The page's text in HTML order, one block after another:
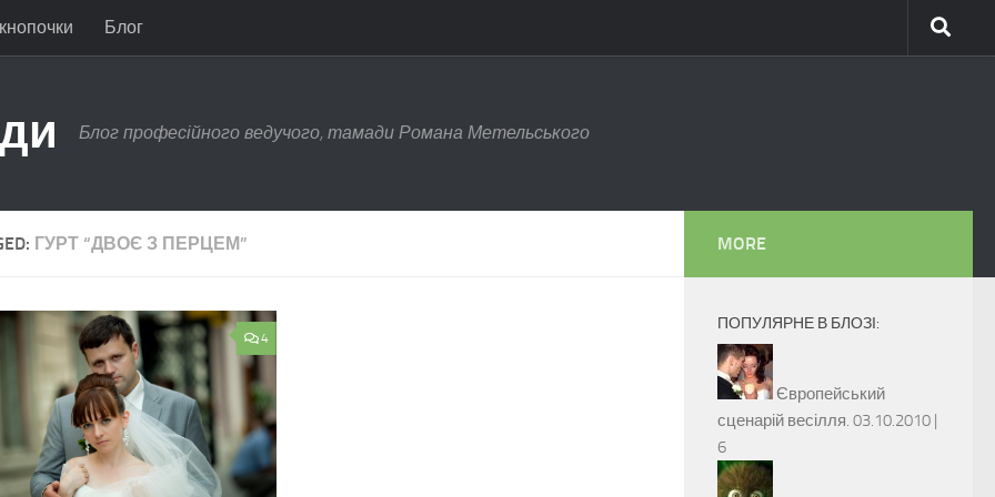
Блог
Блог професійного ведучого, тамади Романа Метельського
ГУРТ “ДВОЄ З ПЕРЦЕМ”
4
MORE
ПОПУЛЯРНЕ В БЛОЗІ:
Європейський
сценарій весілля. 03.10.2010 |
6